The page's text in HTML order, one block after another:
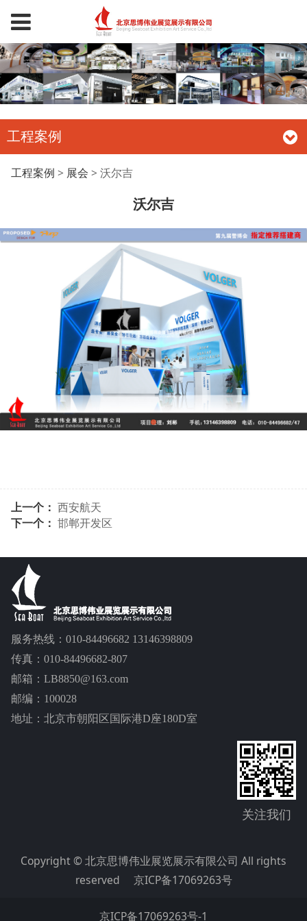
工程案例
沃尔吉
工程案例 > 展会 > 沃尔吉
沃尔吉
上一个： 西安航天
下一个： 邯郸开发区
服务热线：010-84496682 13146398809
传真：010-84496682-807
邮箱：LB8850@163.com
邮编：100028
地址：北京市朝阳区国际港D座180D室
关注我们
Copyright © 北京思博伟业展览展示有限公司 All rights
reserved 京ICP备17069263号
京ICP备17069263号-1